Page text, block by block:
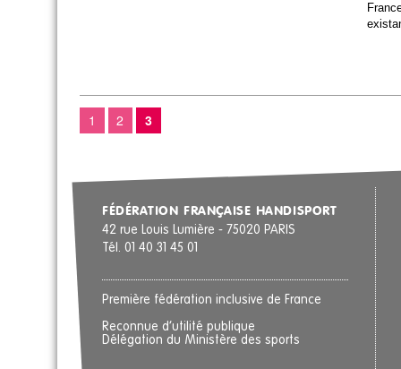
1 2 3
FÉDÉRATION FRANÇAISE HANDISPORT
42 rue Louis Lumière - 75020 PARIS
Tél. 01 40 31 45 01
Première fédération inclusive de France
Reconnue d’utilité publique
Délégation du Ministère des sports